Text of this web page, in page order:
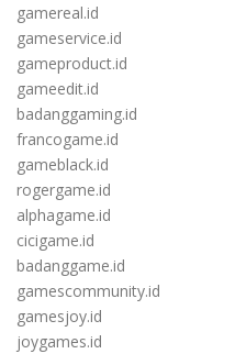
gamereal.id
gameservice.id
gameproduct.id
gameedit.id
badanggaming.id
francogame.id
gameblack.id
rogergame.id
alphagame.id
cicigame.id
badanggame.id
gamescommunity.id
gamesjoy.id
joygames.id